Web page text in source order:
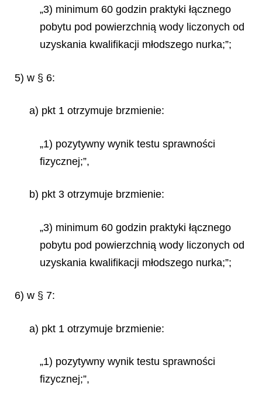
„3) minimum 60 godzin praktyki łącznego
pobytu pod powierzchnią wody liczonych od
uzyskania kwalifikacji młodszego nurka;”;
5) w § 6:
a) pkt 1 otrzymuje brzmienie:
„1) pozytywny wynik testu sprawności
fizycznej;”,
b) pkt 3 otrzymuje brzmienie:
„3) minimum 60 godzin praktyki łącznego
pobytu pod powierzchnią wody liczonych od
uzyskania kwalifikacji młodszego nurka;”;
6) w § 7:
a) pkt 1 otrzymuje brzmienie:
„1) pozytywny wynik testu sprawności
fizycznej;”,